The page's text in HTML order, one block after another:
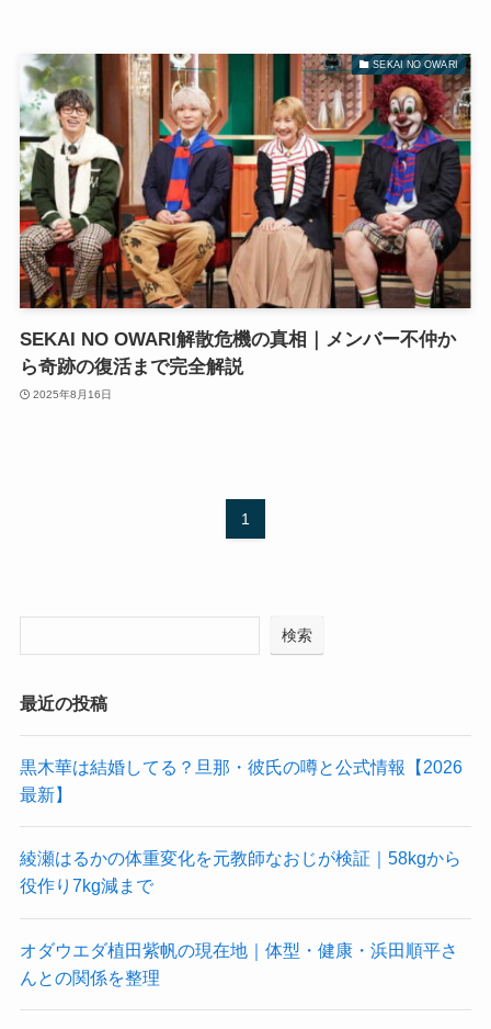
SEKAI NO OWARI
SEKAI NO OWARI解散危機の真相｜メンバー不仲か
ら奇跡の復活まで完全解説
2025年8月16日
1
検索
最近の投稿
黒木華は結婚してる？旦那・彼氏の噂と公式情報【2026
最新】
綾瀬はるかの体重変化を元教師なおじが検証｜58kgから
役作り7kg減まで
オダウエダ植田紫帆の現在地｜体型・健康・浜田順平さ
んとの関係を整理